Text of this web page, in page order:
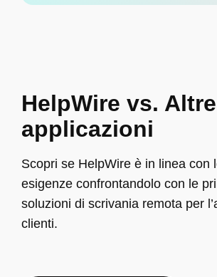
HelpWire vs. Altre
applicazioni
Scopri se HelpWire è in linea con
esigenze confrontandolo con le
soluzioni di scrivania remota per
clienti.